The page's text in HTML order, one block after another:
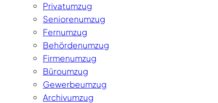
Privatumzug
Seniorenumzug
Fernumzug
Behördenumzug
Firmenumzug
Büroumzug
Gewerbeumzug
Archivumzug